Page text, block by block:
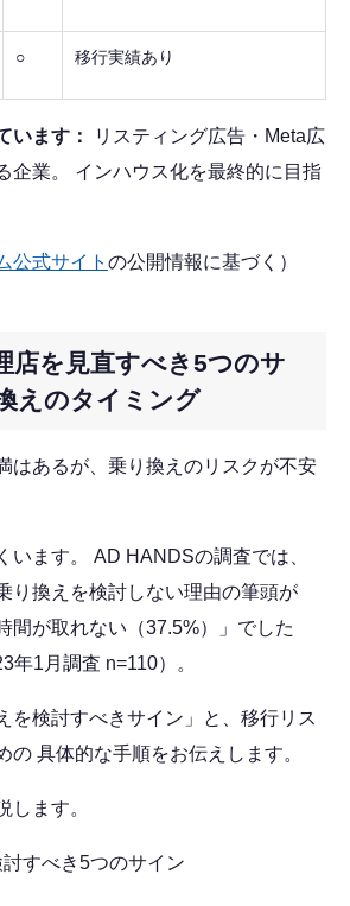
○ 移行実績あり
います：
リスティング広告・Meta広
企業。 インハウス化を最終的に目指
公式サイト の公開情報に基づく）
店を見直すべき5つのサ
えのタイミング
はあるが、乗り換えのリスクが不安
います。 AD HANDSの調査では、
り換えを検討しない理由の筆頭が
間が取れない（37.5%）」でした
年1月調査 n=110）。
を検討すべきサイン」と、移行リス
の 具体的な手順をお伝えします。
します。
すべき5つのサイン